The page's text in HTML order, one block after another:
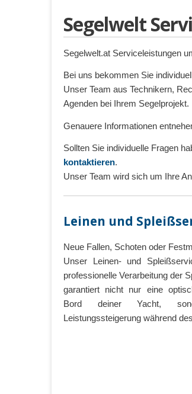
Segelwelt
Segelwelt.at Serviceleistungen
Bei uns bekommen Sie
Unser Team aus Technikern,
Agenden bei Ihrem Segelprojekt.
Genauere Informationen
Sollten Sie individuelle Fragen
kontaktieren.
Unser Team wird sich um Ihre
Leinen und
Neue Fallen, Schoten oder
Unser Leinen- und
professionelle Verarbeitung der
garantiert nicht nur eine
Bord deiner Yacht,
Leistungssteigerung während